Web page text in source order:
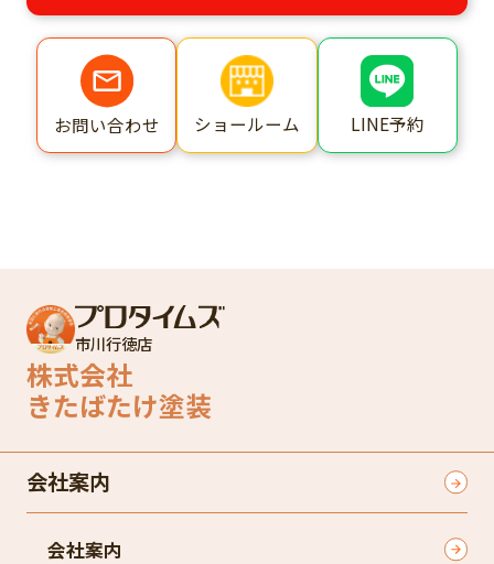
お問い合わせ ショールーム LINE予約
市川行徳店
株式会社
きたばたけ塗装
会社案内
会社案内